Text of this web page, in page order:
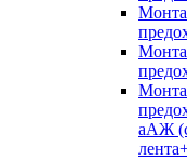
аАЖ